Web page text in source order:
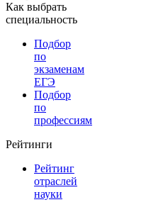
Как выбрать
специальность
Подбор
по
экзаменам
ЕГЭ
Подбор
по
профессиям
Рейтинги
Рейтинг
отраслей
науки